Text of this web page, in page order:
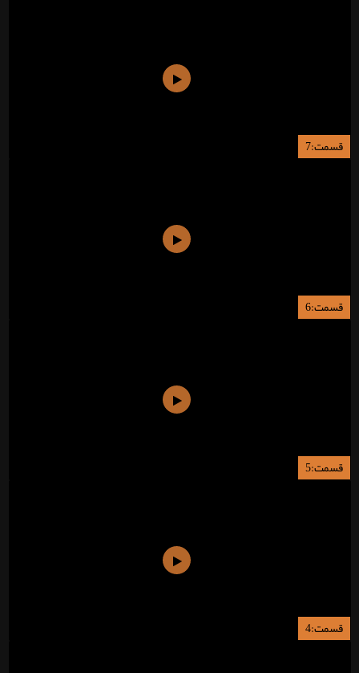
قسمت:7
قسمت:6
قسمت:5
قسمت:4